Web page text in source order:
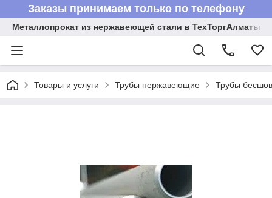
Заказы принимаем только по телефону
Металлопрокат из нержавеющей стали в ТехТоргАлматы
Товары и услуги Трубы нержавеющие Трубы